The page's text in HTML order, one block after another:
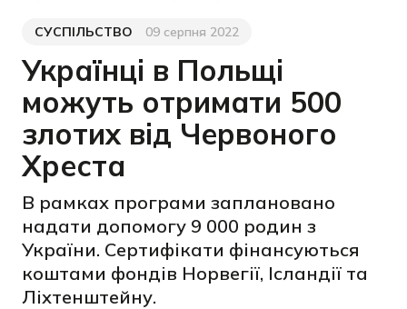
Категорія
СУСПІЛЬСТВО
Дата публікації09 серпня 2022
Українці в Польщі
можуть отримати 500
злотих від Червоного
Хреста
В рамках програми заплановано
надати допомогу 9 000 родин з
України. Сертифікати фінансуються
коштами фондів Норвегії, Ісландії та
Ліхтенштейну.